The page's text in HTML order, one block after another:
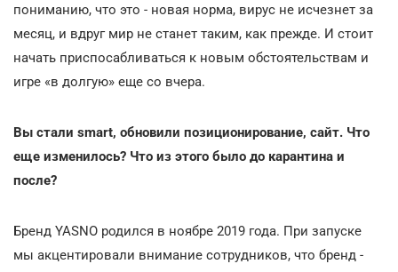
пониманию, что это - новая норма, вирус не исчезнет за
месяц, и вдруг мир не станет таким, как прежде. И стоит
начать приспосабливаться к новым обстоятельствам и
игре «в долгую» еще со вчера.
Вы стали smart, обновили позиционирование, сайт. Что
еще изменилось? Что из этого было до карантина и
после?
Бренд YASNO родился в ноябре 2019 года. При запуске
мы акцентировали внимание сотрудников, что бренд -